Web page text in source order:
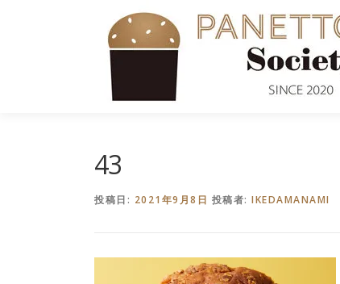
43
投稿日: 2021年9月8日 投稿者: IKEDAMANAMI